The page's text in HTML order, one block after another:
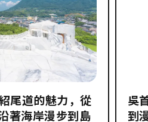
紹尾道的魅力，從
著海岸漫步到島
吳
到